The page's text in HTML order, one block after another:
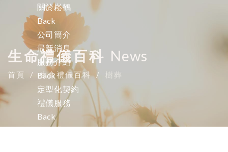
關於崧鶴
Back
公司簡介
最新消息
服務介紹
Back
定型化契約
禮儀服務
Back
中式禮儀
生命禮儀百科 News
首頁 生命禮儀百科 樹葬